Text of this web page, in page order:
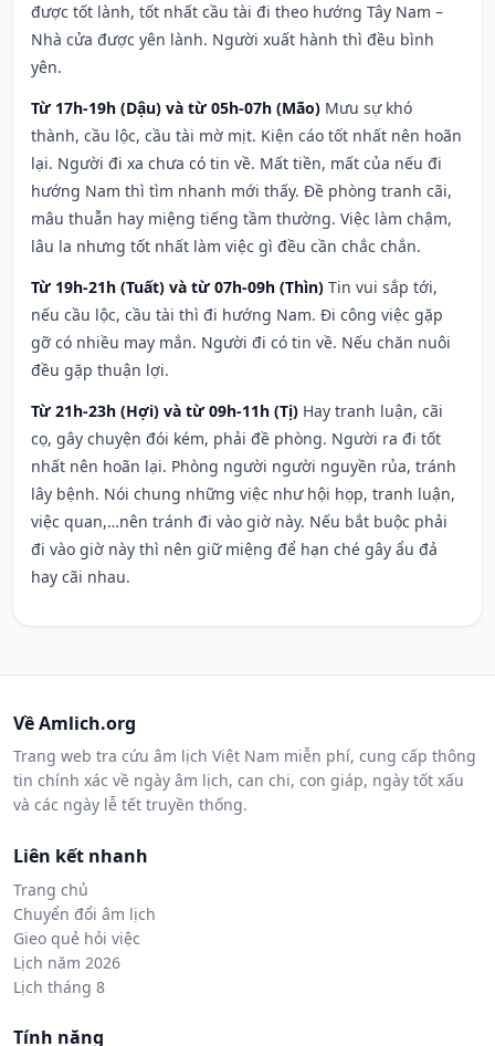
được tốt lành, tốt nhất cầu tài đi theo hướng Tây Nam –
Nhà cửa được yên lành. Người xuất hành thì đều bình
yên.
Từ 17h-19h (Dậu) và từ 05h-07h (Mão) Mưu sự khó
thành, cầu lộc, cầu tài mờ mịt. Kiện cáo tốt nhất nên hoãn
lại. Người đi xa chưa có tin về. Mất tiền, mất của nếu đi
hướng Nam thì tìm nhanh mới thấy. Đề phòng tranh cãi,
mâu thuẫn hay miệng tiếng tầm thường. Việc làm chậm,
lâu la nhưng tốt nhất làm việc gì đều cần chắc chắn.
Từ 19h-21h (Tuất) và từ 07h-09h (Thìn) Tin vui sắp tới,
nếu cầu lộc, cầu tài thì đi hướng Nam. Đi công việc gặp
gỡ có nhiều may mắn. Người đi có tin về. Nếu chăn nuôi
đều gặp thuận lợi.
Từ 21h-23h (Hợi) và từ 09h-11h (Tị) Hay tranh luận, cãi
cọ, gây chuyện đói kém, phải đề phòng. Người ra đi tốt
nhất nên hoãn lại. Phòng người người nguyền rủa, tránh
lây bệnh. Nói chung những việc như hội họp, tranh luận,
việc quan,…nên tránh đi vào giờ này. Nếu bắt buộc phải
đi vào giờ này thì nên giữ miệng để hạn ché gây ẩu đả
hay cãi nhau.
Về Amlich.org
Trang web tra cứu âm lịch Việt Nam miễn phí, cung cấp thông
tin chính xác về ngày âm lịch, can chi, con giáp, ngày tốt xấu
và các ngày lễ tết truyền thống.
Liên kết nhanh
Trang chủ
Chuyển đổi âm lịch
Gieo quẻ hỏi việc
Lịch năm 2026
Lịch tháng 8
Tính năng